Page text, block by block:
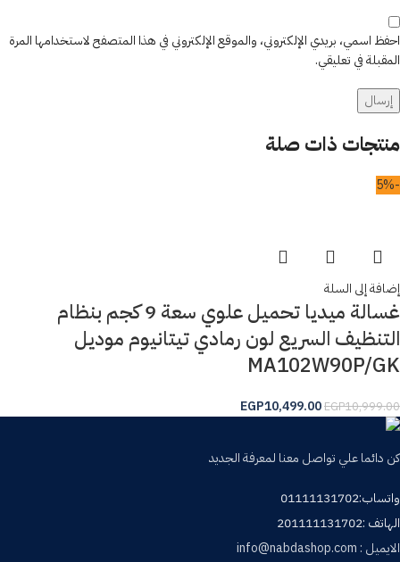
احفظ اسمي، بريدي الإلكتروني، والموقع الإلكتروني في هذا المتصفح لاستخدامها المرة
المقبلة في تعليقي.
منتجات ذات صلة
-5%
إضافة إلى السلة
غسالة ميديا تحميل علوي سعة 9 كجم بنظام
التنظيف السريع لون رمادي تيتانيوم موديل
MA102W90P/GK
EGP10,999.00
EGP10,499.00
كن دائما علي تواصل معنا لمعرفة الجديد
واتساب:01111131702
الهاتف :201111131702
الايميل : info@nabdashop.com